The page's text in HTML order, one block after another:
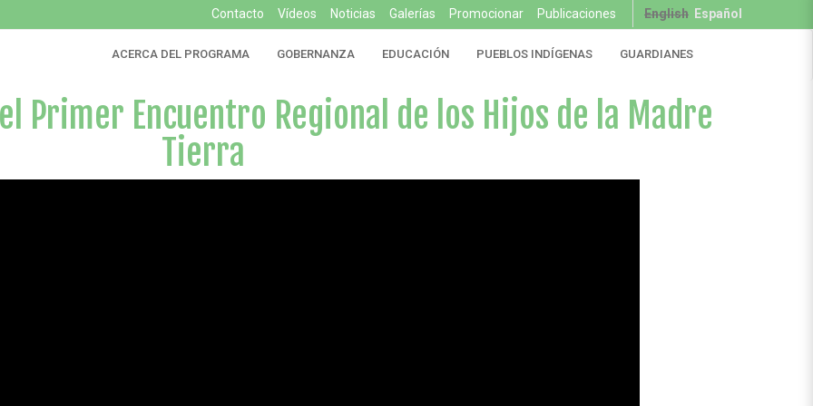
English Español
Contacto Vídeos Noticias Galerías Promocionar
Publicaciones
ACERCA DEL PROGRAMA GOBERNANZA EDUCACIÓN PUEBLOS INDÍGENAS GUARDIANES
Primer Encuentro Regional de los Hijos de la Madre
Tierra